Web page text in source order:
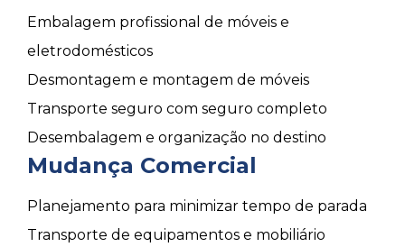
Embalagem profissional de móveis e
eletrodomésticos
Desmontagem e montagem de móveis
Transporte seguro com seguro completo
Desembalagem e organização no destino
Mudança Comercial
Planejamento para minimizar tempo de parada
Transporte de equipamentos e mobiliário